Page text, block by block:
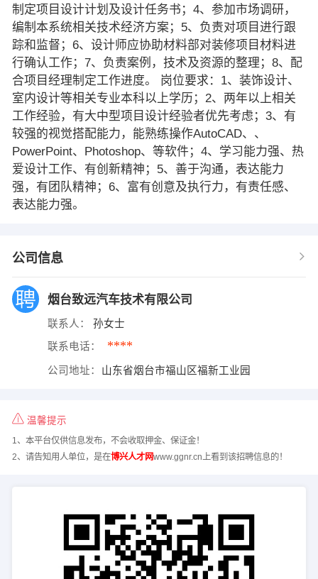
制定项目设计计划及设计任务书；4、参加市场调研，
编制本系统相关技术经济方案；5、负责对项目进行跟
踪和监督；6、设计师应协助材料部对装修项目材料进
行确认工作；7、负责案例，技术及资源的整理；8、配
合项目经理制定工作进度。 岗位要求：1、装饰设计、
室内设计等相关专业本科以上学历；2、两年以上相关
工作经验，有大中型项目设计经验者优先考虑；3、有
较强的视觉搭配能力，能熟练操作AutoCAD、、
PowerPoint、Photoshop、等软件；4、学习能力强、热
爱设计工作、有创新精神；5、善于沟通，表达能力
强，有团队精神；6、富有创意及执行力，有责任感、
表达能力强。
公司信息
烟台致远汽车技术有限公司
联系人： 孙女士
联系电话： ****
公司地址： 山东省烟台市福山区福新工业园
温馨提示
1、本平台仅供信息发布，不会收取押金、保证金！
2、请告知用人单位，是在博兴人才网www.ggnr.cn上看到该招聘信息的！